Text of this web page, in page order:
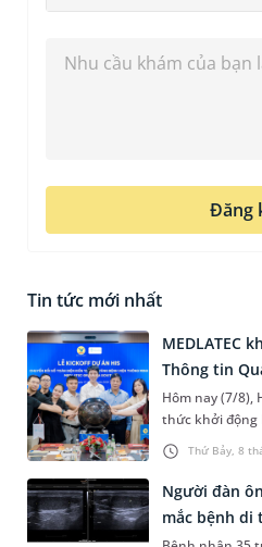
Đăng
Tin tức mới nhất
Thứ Bảy, 8
MEDLATEC
Thông tin
Hôm nay (7/8),
thức khởi động
Quản lý Bệnh
System) giai
Người đàn
mắc bệnh di